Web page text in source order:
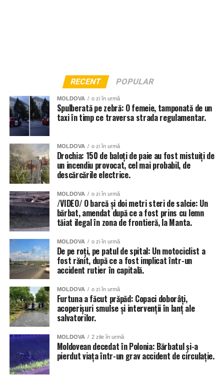
RECENT POPULAR
MOLDOVA o zi în urmă
Spulberată pe zebră: O femeie, tamponată de un
taxi în timp ce traversa strada regulamentar.
MOLDOVA o zi în urmă
Drochia: 150 de baloți de paie au fost mistuiți de
un incendiu provocat, cel mai probabil, de
descărcările electrice.
MOLDOVA o zi în urmă
/VIDEO/ O barcă și doi metri steri de salcie: Un
bărbat, amendat după ce a fost prins cu lemn
tăiat ilegal în zona de frontieră, la Manta.
MOLDOVA o zi în urmă
De pe roți, pe patul de spital: Un motociclist a
fost rănit, după ce a fost implicat într-un
accident rutier în capitală.
MOLDOVA o zi în urmă
Furtuna a făcut prăpăd: Copaci doborâți,
acoperișuri smulse și intervenții în lanț ale
salvatorilor.
MOLDOVA 2 zile în urmă
Moldovean decedat în Polonia: Bărbatul și-a
pierdut viața într-un grav accident de circulație.